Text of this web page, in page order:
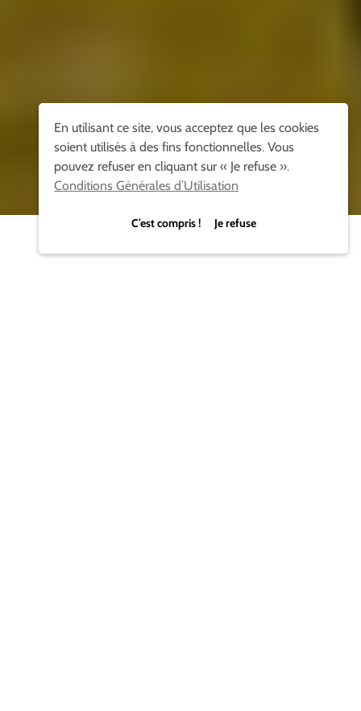
En utilisant ce site, vous acceptez que les cookies
soient utilisés à des fins fonctionnelles. Vous
pouvez refuser en cliquant sur « Je refuse ».
Conditions Générales d’Utilisation
C’est compris ! Je refuse